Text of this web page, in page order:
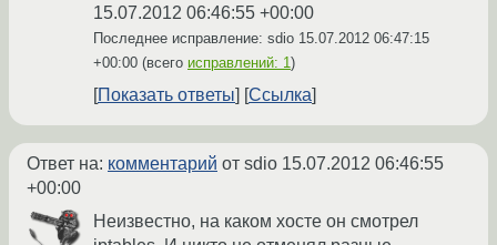
15.07.2012 06:46:55 +00:00
Последнее исправление: sdio 15.07.2012 06:47:15
+00:00 (всего исправлений: 1)
Показать ответы Ссылка
Ответ на: комментарий от sdio 15.07.2012 06:46:55
+00:00
Неизвестно, на каком хосте он смотрел